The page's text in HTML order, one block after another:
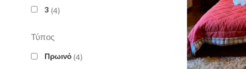
3 4
Τύπος
Πρωινό 4